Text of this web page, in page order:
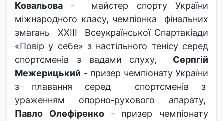
Ковальова - майстер спорту України
міжнародного класу, чемпіонка фінальних
змагань ХХІІІ Всеукраїнської Спартакіади
«Повір у себе» з настільного тенісу серед
спортсменів з вадами слуху, Серпгій
Межерицький - призер чемпіонату України
з плавання серед спортсменів з
ураженням опорно-рухового апарату,
Павло Олефіренко- призер чемпіонату